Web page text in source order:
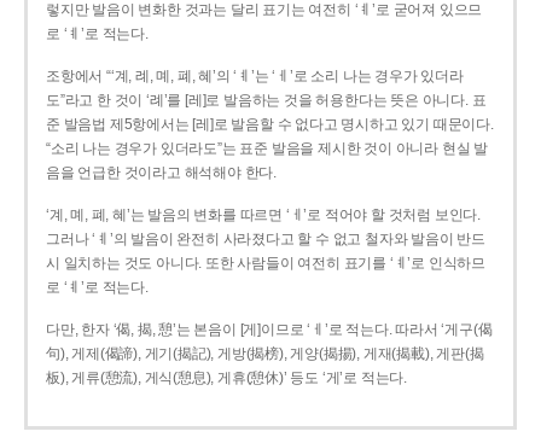
렇지만 발음이 변화한 것과는 달리 표기는 여전히 ‘ㅖ’로 굳어져 있으므
로 ‘ㅖ’로 적는다.
조항에서 “‘계, 례, 몌, 폐, 혜’의 ‘ㅖ’는 ‘ㅔ’로 소리 나는 경우가 있더라
도”라고 한 것이 ‘례’를 [레]로 발음하는 것을 허용한다는 뜻은 아니다. 표
준 발음법 제5항에서는 [레]로 발음할 수 없다고 명시하고 있기 때문이다.
“소리 나는 경우가 있더라도”는 표준 발음을 제시한 것이 아니라 현실 발
음을 언급한 것이라고 해석해야 한다.
‘계, 몌, 폐, 혜’는 발음의 변화를 따르면 ‘ㅔ’로 적어야 할 것처럼 보인다.
그러나 ‘ㅖ’의 발음이 완전히 사라졌다고 할 수 없고 철자와 발음이 반드
시 일치하는 것도 아니다. 또한 사람들이 여전히 표기를 ‘ㅖ’로 인식하므
로 ‘ㅖ’로 적는다.
다만, 한자 ‘偈, 揭, 憩’는 본음이 [게]이므로 ‘ㅔ’로 적는다. 따라서 ‘게구(偈
句), 게제(偈諦), 게기(揭記), 게방(揭榜), 게양(揭揚), 게재(揭載), 게판(揭
板), 게류(憩流), 게식(憩息), 게휴(憩休)’ 등도 ‘게’로 적는다.